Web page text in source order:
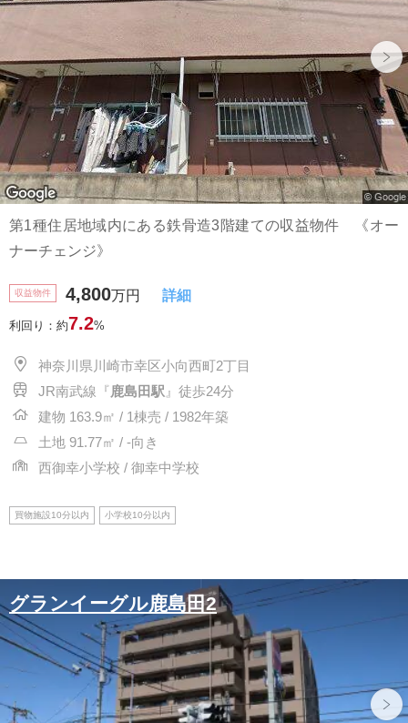
第1種住居地域内にある鉄骨造3階建ての収益物件 《オー
ナーチェンジ》
収益物件 4,800万円 詳細
利回り：約7.2%
神奈川県川崎市幸区小向西町2丁目
JR南武線『 鹿島田駅 』徒歩24分
建物 163.9㎡ / 1棟売 / 1982年築
土地 91.77㎡ / -向き
西御幸小学校 / 御幸中学校
買物施設10分以内 小学校10分以内
グランイーグル鹿島田2